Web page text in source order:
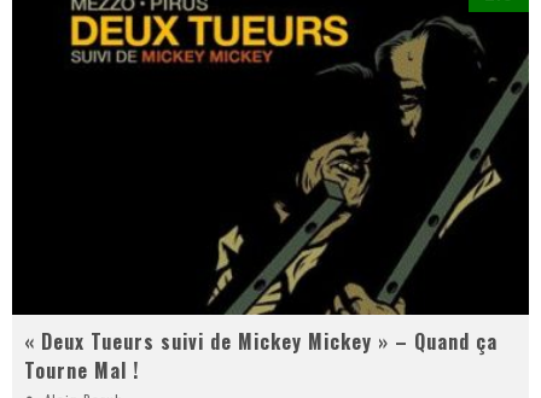
« Deux Tueurs suivi de Mickey Mickey » – Quand ça
Tourne Mal !